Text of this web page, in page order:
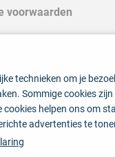
voorwaarden
technieken om je
Sommige cookies
helpen ons om
advertenties te